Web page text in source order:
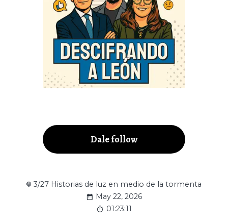
Dale follow
3/27 Historias de luz en medio de la tormenta
May 22, 2026
01:23:11